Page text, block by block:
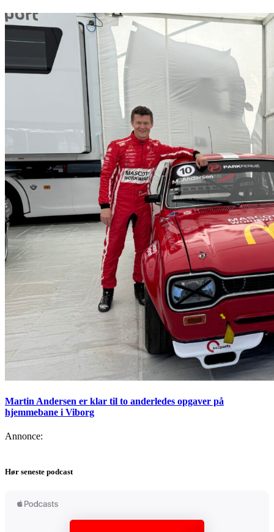
Martin Andersen er klar til to anderledes opgaver på
hjemmebane i Viborg
Annonce:
Hør seneste podcast